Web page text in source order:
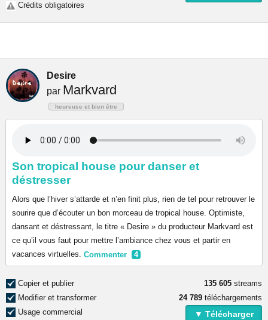
Crédits obligatoires
Desire
par Markvard
heureuse et bien être
Son tropical house pour danser et
déstresser
Alors que l’hiver s’attarde et n’en finit plus, rien de tel pour retrouver le
sourire que d’écouter un bon morceau de tropical house. Optimiste,
dansant et déstressant, le titre « Desire » du producteur Markvard est
ce qu’il vous faut pour mettre l’ambiance chez vous et partir en
vacances virtuelles. Commenter 4
Copier et publier
Modifier et transformer
Usage commercial
135 605 streams
24 789 téléchargements
▼ Télécharger